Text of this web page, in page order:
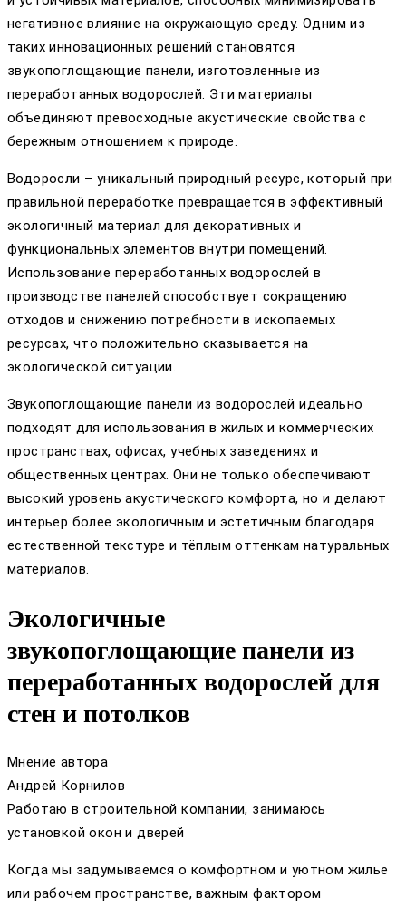
негативное влияние на окружающую среду. Одним из
таких инновационных решений становятся
звукопоглощающие панели, изготовленные из
переработанных водорослей. Эти материалы
объединяют превосходные акустические свойства с
бережным отношением к природе.
Водоросли – уникальный природный ресурс, который при
правильной переработке превращается в эффективный
экологичный материал для декоративных и
функциональных элементов внутри помещений.
Использование переработанных водорослей в
производстве панелей способствует сокращению
отходов и снижению потребности в ископаемых
ресурсах, что положительно сказывается на
экологической ситуации.
Звукопоглощающие панели из водорослей идеально
подходят для использования в жилых и коммерческих
пространствах, офисах, учебных заведениях и
общественных центрах. Они не только обеспечивают
высокий уровень акустического комфорта, но и делают
интерьер более экологичным и эстетичным благодаря
естественной текстуре и тёплым оттенкам натуральных
материалов.
Экологичные
звукопоглощающие панели из
переработанных водорослей для
стен и потолков
Мнение автора
Андрей Корнилов
Работаю в строительной компании, занимаюсь
установкой окон и дверей
Когда мы задумываемся о комфортном и уютном жилье
или рабочем пространстве, важным фактором